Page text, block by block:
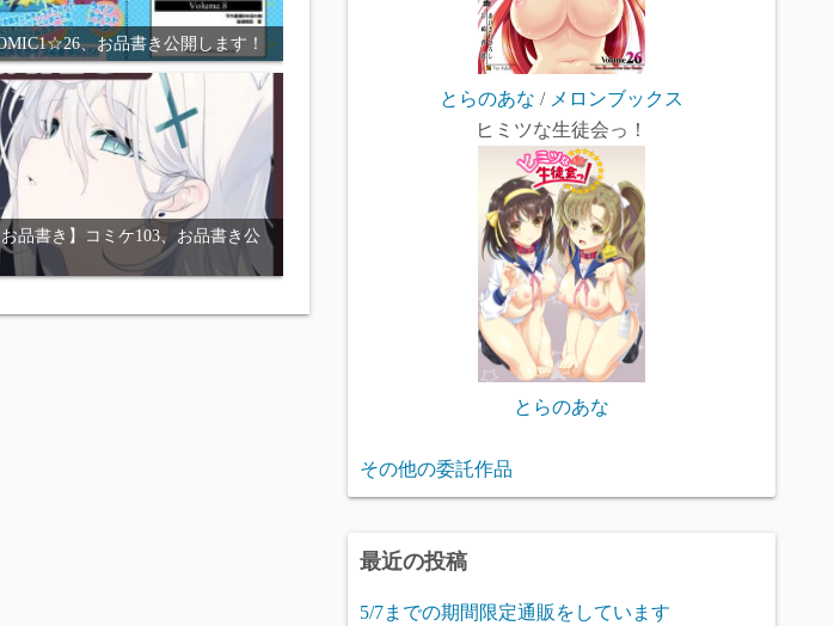
、お品書き公開します！
お品書き】コミケ103、お品書き公
とらのあな / メロンブックス
ヒミツな生徒会っ！
とらのあな
その他の委託作品
最近の投稿
5/7までの期間限定通販をしています